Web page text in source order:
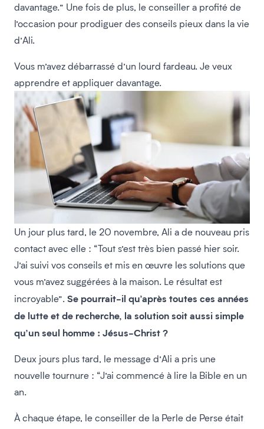
davantage.” Une fois de plus, le conseiller a profité de
l’occasion pour prodiguer des conseils pieux dans la vie
d’Ali.
Vous m’avez débarrassé d’un lourd fardeau. Je veux
apprendre et appliquer davantage.
Un jour plus tard, le 20 novembre, Ali a de nouveau pris
contact avec elle : “Tout s’est très bien passé hier soir.
J’ai suivi vos conseils et mis en œuvre les solutions que
vous m’avez suggérées à la maison. Le résultat est
incroyable”. Se pourrait-il qu’après toutes ces années
de lutte et de recherche, la solution soit aussi simple
qu’un seul homme : Jésus-Christ ?
Deux jours plus tard, le message d’Ali a pris une
nouvelle tournure : “J’ai commencé à lire la Bible en un
an.
À chaque étape, le conseiller de la Perle de Perse était